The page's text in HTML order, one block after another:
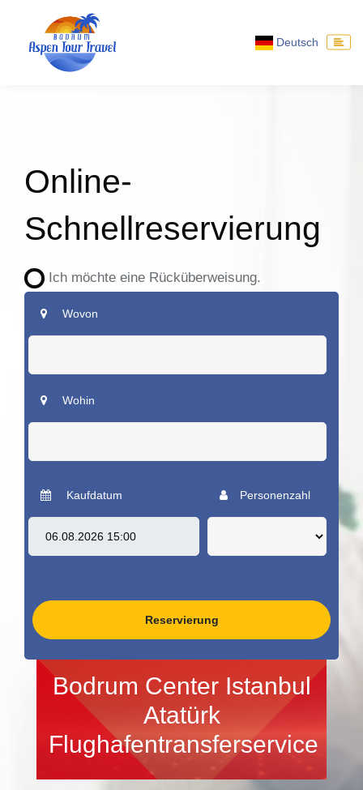
Deutsch
Online-
Schnellreservierung
Ich möchte eine Rücküberweisung.
Wovon
Wohin
Kaufdatum Personenzahl
Reservierung
Bodrum Center Istanbul
Atatürk
Flughafentransferservice